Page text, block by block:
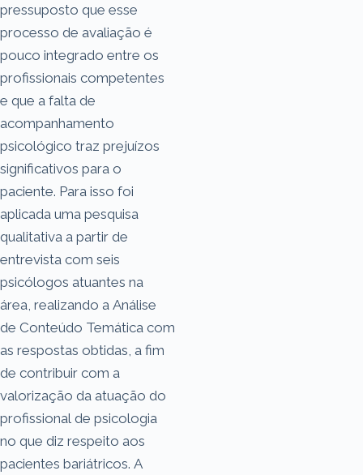
pressuposto que esse
processo de avaliação é
pouco integrado entre os
profissionais competentes
e que a falta de
acompanhamento
psicológico traz prejuízos
significativos para o
paciente. Para isso foi
aplicada uma pesquisa
qualitativa a partir de
entrevista com seis
psicólogos atuantes na
área, realizando a Análise
de Conteúdo Temática com
as respostas obtidas, a fim
de contribuir com a
valorização da atuação do
profissional de psicologia
no que diz respeito aos
pacientes bariátricos. A